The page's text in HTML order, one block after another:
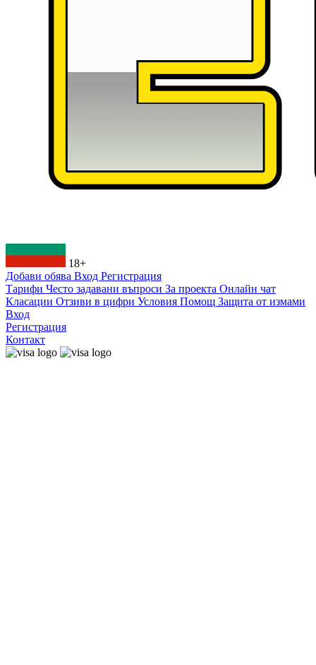
18+
Добави обява Вход Регистрация
Тарифи Често задавани въпроси За проекта Онлайн чат
Класации Отзиви в цифри Условия Помощ Защита от измами
Вход
Регистрация
Контакт